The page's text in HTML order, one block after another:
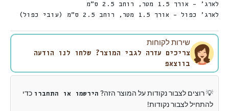
לארג’ – אורך 1.5 מטר, רוחב 2.5 ס”מ
לארג’ כפול – אורך 1.5 מטר, רוחב 2.5 ס”מ (עובי כפול)
שירות לקוחות
צריכים עזרה לגבי המוצר? שלחו לנו הודעה
בווצאפ
💡 רוצים לצבור נקודות על המוצר הזה? הירשמו או התחברו כדי
להתחיל לצבור נקודות!